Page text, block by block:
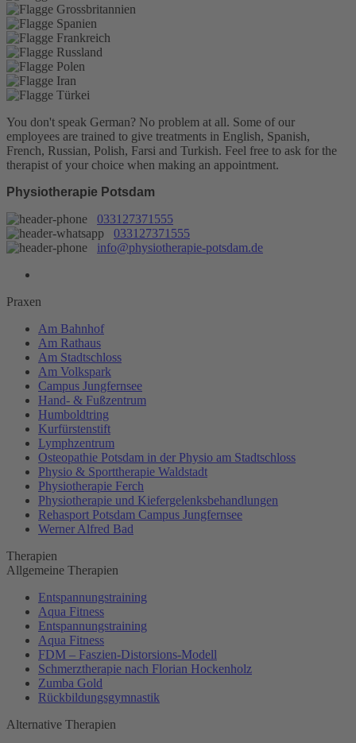
You don't speak German? No problem at all. Some of our
employees are trained to give treatments in English, Spanish,
French, Russian, Polish, Farsi and Turkish. Feel free to ask for the
therapist of your choice when making an appointment.
Physiotherapie Potsdam
033127371555
033127371555
info@physiotherapie-potsdam.de
Praxen
Am Bahnhof
Am Rathaus
Am Stadtschloss
Am Volkspark
Campus Jungfernsee
Hand- & Fußzentrum
Humboldtring
Kurfürstenstift
Lymphzentrum
Osteopathie Potsdam in der Physio am Stadtschloss
Physio & Sporttherapie Waldstadt
Physiotherapie Ferch
Physiotherapie und Kiefergelenksbehandlungen
Rehasport Potsdam Campus Jungfernsee
Werner Alfred Bad
Therapien
Allgemeine Therapien
Entspannungstraining
Aqua Fitness
Entspannungstraining
Aqua Fitness
FDM – Faszien-Distorsions-Modell
Schmerztherapie nach Florian Hockenholz
Zumba Gold
Rückbildungsgymnastik
Alternative Therapien